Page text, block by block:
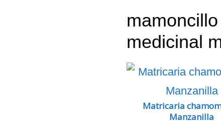
mamoncillo
medicinal
Matricaria
Manzanilla